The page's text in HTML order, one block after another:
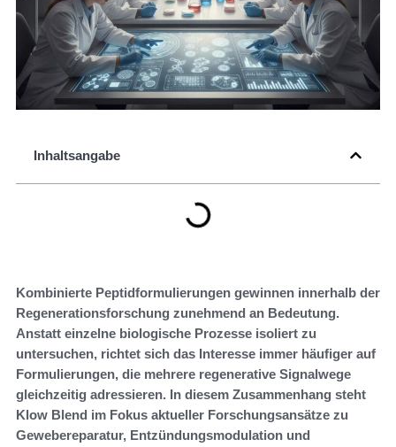
Inhaltsangabe
Kombinierte Peptidformulierungen gewinnen innerhalb der
Regenerationsforschung zunehmend an Bedeutung.
Anstatt einzelne biologische Prozesse isoliert zu
untersuchen, richtet sich das Interesse immer häufiger auf
Formulierungen, die mehrere regenerative Signalwege
gleichzeitig adressieren. In diesem Zusammenhang steht
Klow Blend im Fokus aktueller Forschungsansätze zu
Gewebereparatur, Entzündungsmodulation und